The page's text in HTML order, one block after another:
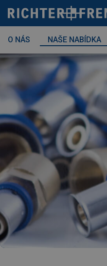
content
O NÁS NAŠE NABÍDKA